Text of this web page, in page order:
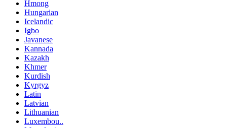
Hmong
Hungarian
Icelandic
Igbo
Javanese
Kannada
Kazakh
Khmer
Kurdish
Kyrgyz
Latin
Latvian
Lithuanian
Luxembou..